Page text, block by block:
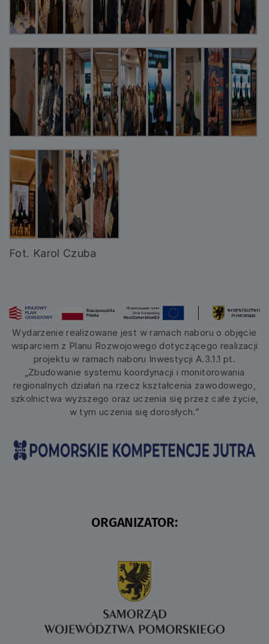
Fot. Karol Czuba
Wydarzenie realizowane jest w ramach naboru o objęcie
wsparciem z Planu Rozwojowego dotyczącego realizacji
projektu w ramach naboru Inwestycji A.3.1.1 pt.
„Zbudowanie systemu koordynacji i monitorowania
regionalnych działań na rzecz kształcenia zawodowego,
szkolnictwa wyższego oraz uczenia się przez całe życie,
w tym uczenia się dorosłych.”
ORGANIZATOR: